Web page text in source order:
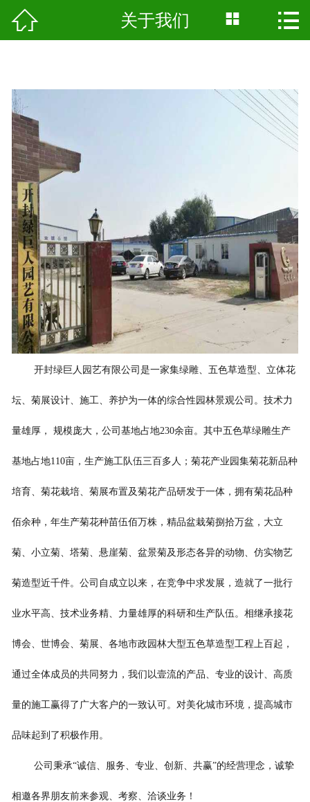
 首页
产品展示
新闻资讯
科普知识
人才招聘
留言反馈
联系我们
 关于我们  
开封绿巨人园艺有限公司是一家集绿雕、五色草造型、立体花
坛、菊展设计、施工、养护为一体的综合性园林景观公司。技术力
量雄厚， 规模庞大，公司基地占地230余亩。其中五色草绿雕生产
基地占地110亩，生产施工队伍三百多人；菊花产业园集菊花新品种
培育、菊花栽培、菊展布置及菊花产品研发于一体，拥有菊花品种
佰余种，年生产菊花种苗伍佰万株，精品盆栽菊捌拾万盆，大立
菊、小立菊、塔菊、悬崖菊、盆景菊及形态各异的动物、仿实物艺
菊造型近千件。公司自成立以来，在竞争中求发展，造就了一批行
业水平高、技术业务精、力量雄厚的科研和生产队伍。相继承接花
博会、世博会、菊展、各地市政园林大型五色草造型工程上百起，
通过全体成员的共同努力，我们以壹流的产品、专业的设计、高质
量的施工赢得了广大客户的一致认可。 对美化城市环境，提高城市
品味起到了积极作用。
公司秉承“诚信、服务、专业、创新、共赢”的经营理念，诚挚
相邀各界朋友前来参观、考察、洽谈业务！